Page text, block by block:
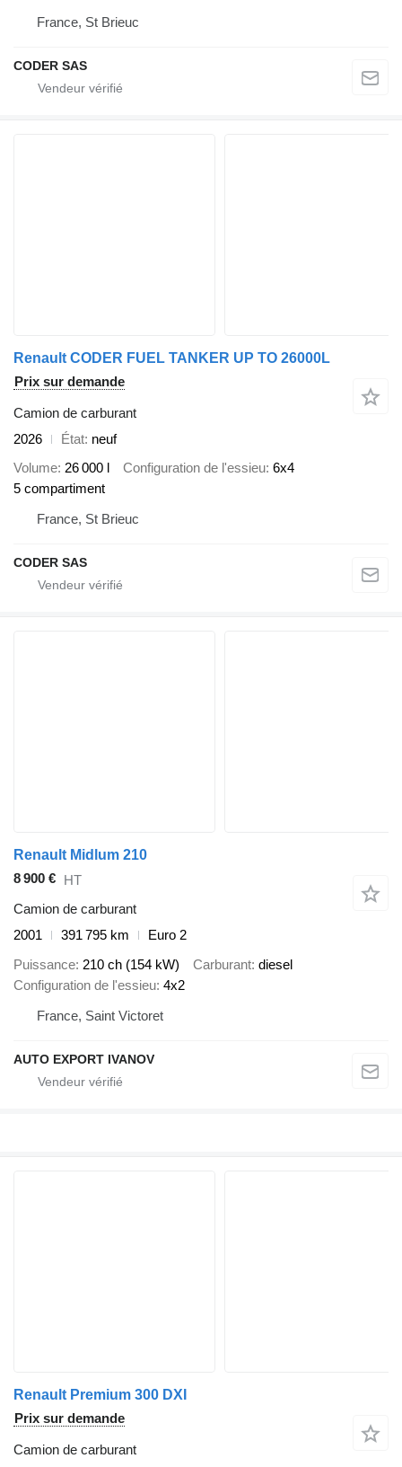
France, St Brieuc
CODER SAS
Renault CODER FUEL TANKER UP TO 26000L
Prix sur demande
Camion de carburant
2026
État neuf
Volume 26 000 l Configuration de l'essieu 6x4
5 compartiment
France, St Brieuc
CODER SAS
Renault Midlum 210
8 900 € HT
Camion de carburant
2001
391 795 km
Euro 2
Puissance 210 ch (154 kW) Carburant diesel
Configuration de l'essieu 4x2
France, Saint Victoret
AUTO EXPORT IVANOV
Renault Premium 300 DXI
Prix sur demande
Camion de carburant